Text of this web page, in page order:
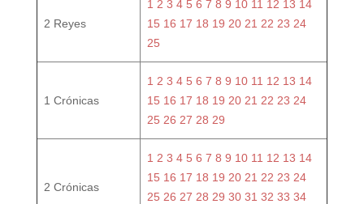
2 Reyes
1 2 3 4 5 6 7 8 9 10 11 12 13 14
15 16 17 18 19 20 21 22 23 24
25
1 Crónicas
1 2 3 4 5 6 7 8 9 10 11 12 13 14
15 16 17 18 19 20 21 22 23 24
25 26 27 28 29
2 Crónicas
1 2 3 4 5 6 7 8 9 10 11 12 13 14
15 16 17 18 19 20 21 22 23 24
25 26 27 28 29 30 31 32 33 34